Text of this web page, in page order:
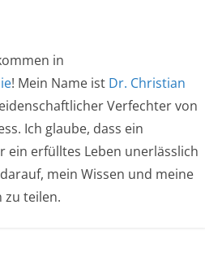
in
! Mein Name ist Dr. Christian
Verfechter von
Ich glaube, dass ein
ein erfülltes Leben unerlässlich
mein Wissen und meine
zu teilen.